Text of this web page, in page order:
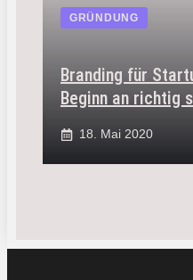
GRÜNDUNG
Branding für
Beginn an richtig
18. Mai 2020